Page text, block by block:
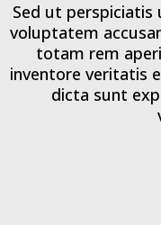
Sed ut
voluptatem
totam rem
inventore veritatis
dicta sunt